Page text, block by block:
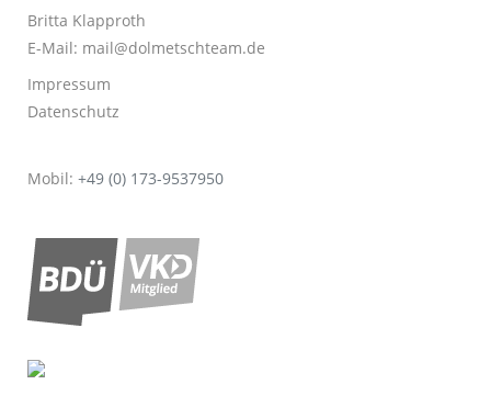
Britta Klapproth
E-Mail: mail@dolmetschteam.de
Impressum
Datenschutz
Mobil: +49 (0) 173-9537950